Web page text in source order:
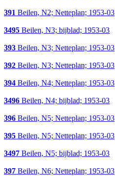
391 Beilen, N2; Netteplan; 1953-03
3495 Beilen, N3; bijblad; 1953-03
393 Beilen, N3; Netteplan; 1953-03
392 Beilen, N3; Netteplan; 1953-03
394 Beilen, N4; Netteplan; 1953-03
3496 Beilen, N4; bijblad; 1953-03
396 Beilen, N5; Netteplan; 1953-03
395 Beilen, N5; Netteplan; 1953-03
3497 Beilen, N5; bijblad; 1953-03
397 Beilen, N6; Netteplan; 1953-03